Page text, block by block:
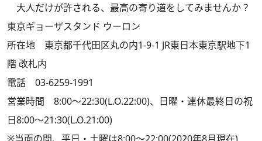
大人だけが許される、最高の寄り道をしてみませんか？
東京ギョーザスタンド ウーロン
所在地 東京都千代田区丸の内1-9-1 JR東日本東京駅地下1
階 改札内
電話 03-6259-1991
営業時間 8:00～22:30(L.O.22:00)、日曜・連休最終日の祝
日8:00～21:30(L.O.21:00)